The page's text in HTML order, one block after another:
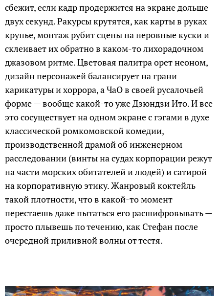
сбежит, если кадр продержится на экране дольше
двух секунд. Ракурсы крутятся, как карты в руках
крупье, монтаж рубит сцены на неровные куски и
склеивает их обратно в каком-то лихорадочном
джазовом ритме. Цветовая палитра орет неоном,
дизайн персонажей балансирует на грани
карикатуры и хоррора, а ЧаО в своей русалочьей
форме — вообще какой-то уже Дзюндзи Ито. И все
это сосуществует на одном экране с гэгами в духе
классической ромкомовской комедии,
производственной драмой об инженерном
расследовании (винты на судах корпорации режут
на части морских обитателей и людей) и сатирой
на корпоративную этику. Жанровый коктейль
такой плотности, что в какой-то момент
перестаешь даже пытаться его расшифровывать —
просто плывешь по течению, как Стефан после
очередной приливной волны от тестя.